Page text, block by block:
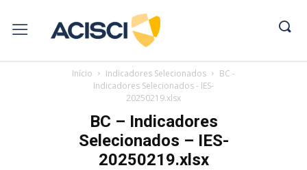
Início Indicadores Selecionados
BC -
Indicadores Selecionados - IES-
20250219.xlsx
BC – Indicadores
Selecionados – IES-
20250219.xlsx